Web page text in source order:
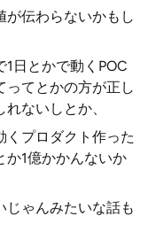
が伝わらないかもし
日とかで動くPOC
ってとかの方が正し
ないしとか、
くプロダクト作った
か1億かかんないか
じゃんみたいな話も